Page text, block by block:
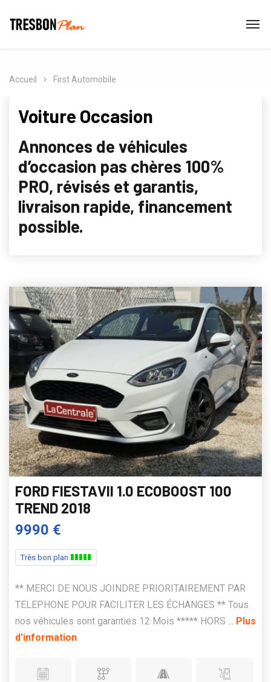
Accueil First Automobile
Voiture Occasion
Annonces de véhicules
d’occasion pas chères 100%
PRO, révisés et garantis,
livraison rapide, financement
possible.
FORD FIESTAVII 1.0 ECOBOOST 100
TREND 2018
9990 €
Très bon plan
** MERCI DE NOUS JOINDRE PRIORITAIREMENT PAR
TELEPHONE POUR FACILITER LES ÉCHANGES ** Tous
nos véhicules sont garanties 12 Mois ***** HORS ... Plus
d'information